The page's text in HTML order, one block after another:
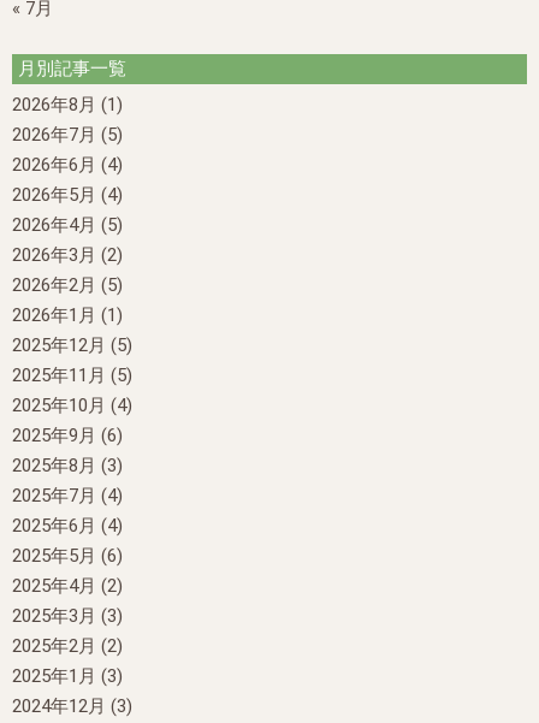
« 7月
月別記事一覧
2026年8月 (1)
2026年7月 (5)
2026年6月 (4)
2026年5月 (4)
2026年4月 (5)
2026年3月 (2)
2026年2月 (5)
2026年1月 (1)
2025年12月 (5)
2025年11月 (5)
2025年10月 (4)
2025年9月 (6)
2025年8月 (3)
2025年7月 (4)
2025年6月 (4)
2025年5月 (6)
2025年4月 (2)
2025年3月 (3)
2025年2月 (2)
2025年1月 (3)
2024年12月 (3)